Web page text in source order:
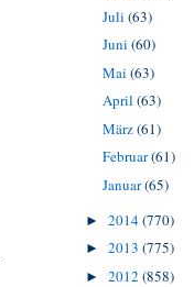
Juli (63)
Juni (60)
Mai (63)
April (63)
März(61)
Februar(61)
Januar(65)
► 2014(770)
► 2013 (775)
► 2012 (858)